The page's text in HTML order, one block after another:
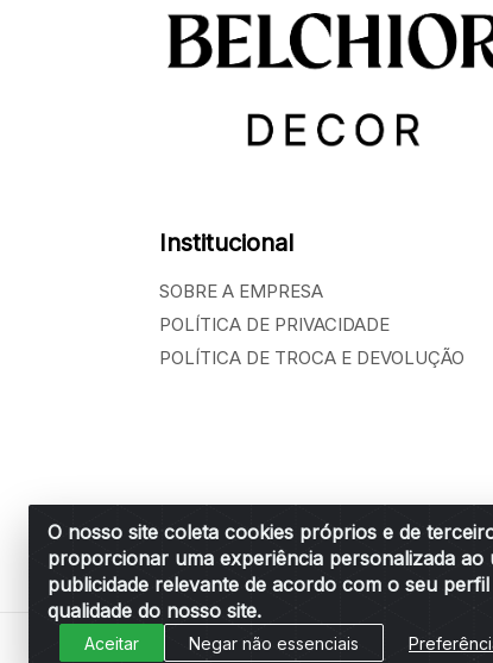
O nosso site coleta cookies próprios e de
proporcionar uma experiência personalizada ao
publicidade relevante de acordo com o seu
qualidade do nosso site.
Aceitar Negar não essenciais
Institucional
SOBRE A EMPRESA
POLÍTICA DE PRIVACIDADE
POLÍTICA DE TROCA E DEVOLUÇÃO
Belchior Cortinas e Acessórios LTDA -